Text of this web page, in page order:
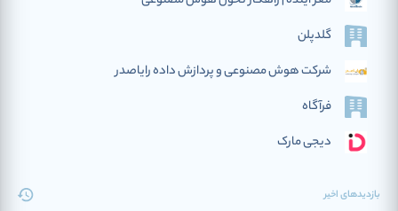
گلدپلن
شرکت هوش مصنوعی و پردازش داده رایاصدر
فرآگاه
دیجی مارک
بازدیدهای اخیر